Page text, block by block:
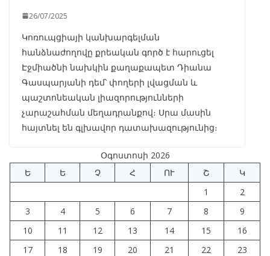
26/07/2025
Կոռուպցիայի կանխարգելման
հանձնաժողովը քրեական գործ է հարուցել
Էջմիածնի նախկին քաղաքապետ Դիանա
Գասպարյանի դեմ՝ փողերի լվացման և
պաշտոնեական լիազորությունների
չարաշահման մեղադրանքով։ Սրա մասին
հայտնել են գլխավոր դատախազությունից։
Օգոստոսի 2026
Ե
Ե Չ Հ ՈՒ Շ
Կ
1
2
3
4 5 6 7 8
9
10
11 12 13 14 15
16
17
18 19 20 21 22
23